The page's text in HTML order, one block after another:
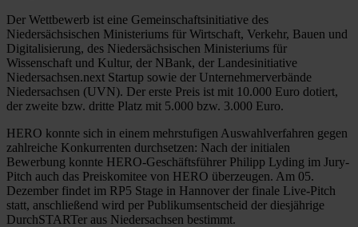
Der Wettbewerb ist eine Gemeinschaftsinitiative des
Niedersächsischen Ministeriums für Wirtschaft, Verkehr, Bauen und
Digitalisierung, des Niedersächsischen Ministeriums für
Wissenschaft und Kultur, der NBank, der Landesinitiative
Niedersachsen.next Startup sowie der Unternehmerverbände
Niedersachsen (UVN). Der erste Preis ist mit 10.000 Euro dotiert,
der zweite bzw. dritte Platz mit 5.000 bzw. 3.000 Euro.
HERO konnte sich in einem mehrstufigen Auswahlverfahren gegen
zahlreiche Konkurrenten durchsetzen: Nach der initialen
Bewerbung konnte HERO-Geschäftsführer Philipp Lyding im Jury-
Pitch auch das Preiskomitee von HERO überzeugen. Am 05.
Dezember findet im RP5 Stage in Hannover der finale Live-Pitch
statt, anschließend wird per Publikumsentscheid der diesjährige
DurchSTARTer aus Niedersachsen bestimmt.